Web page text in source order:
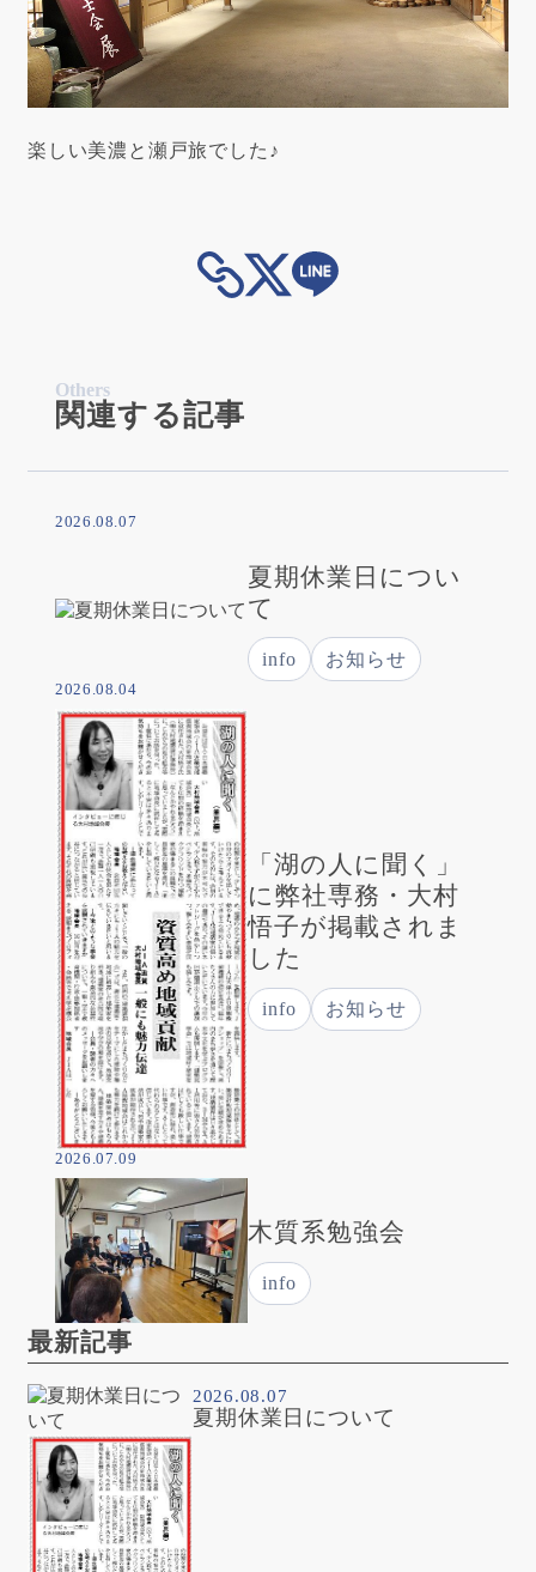
楽しい美濃と瀬戸旅でした♪
Others
関連する記事
2026.08.07
夏期休業日につい
て
info お知らせ
2026.08.04
「湖の人に聞く」
に弊社専務・大村
悟子が掲載されま
した
info お知らせ
2026.07.09
木質系勉強会
info
最新記事
2026.08.07
夏期休業日について